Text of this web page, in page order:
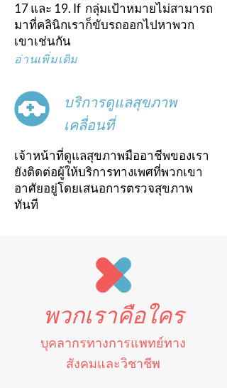
17 และ 19. If กลุ่มเป้าหมายไม่สามารถ
มาที่คลินิกเราก็ขับรถออกไปหาพวก
เขาเช่นกัน
อ่านเพิ่มเติม
บริการดูแลสุขภาพ
เคลื่อนที่
เจ้าหน้าที่ดูแลสุขภาพมืออาชีพของเรา
ยังติดต่อผู้ให้บริการทางเพศที่พวกเขา
อาศัยอยู่โดยเสนอการตรวจสุขภาพ
ทันที
พวกเราคือใคร
บุคลากรทางการแพทย์ทาง
สังคมและวิชาชีพ